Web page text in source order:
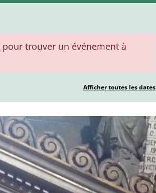
pour trouver un événement à
Afficher toutes les dates